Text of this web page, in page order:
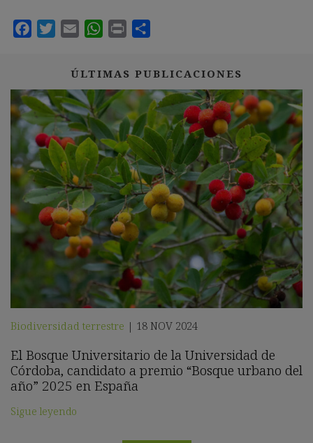
ÚLTIMAS PUBLICACIONES
Biodiversidad terrestre | 18 NOV 2024
El Bosque Universitario de la Universidad de
Córdoba, candidato a premio “Bosque urbano del
año” 2025 en España
Sigue leyendo